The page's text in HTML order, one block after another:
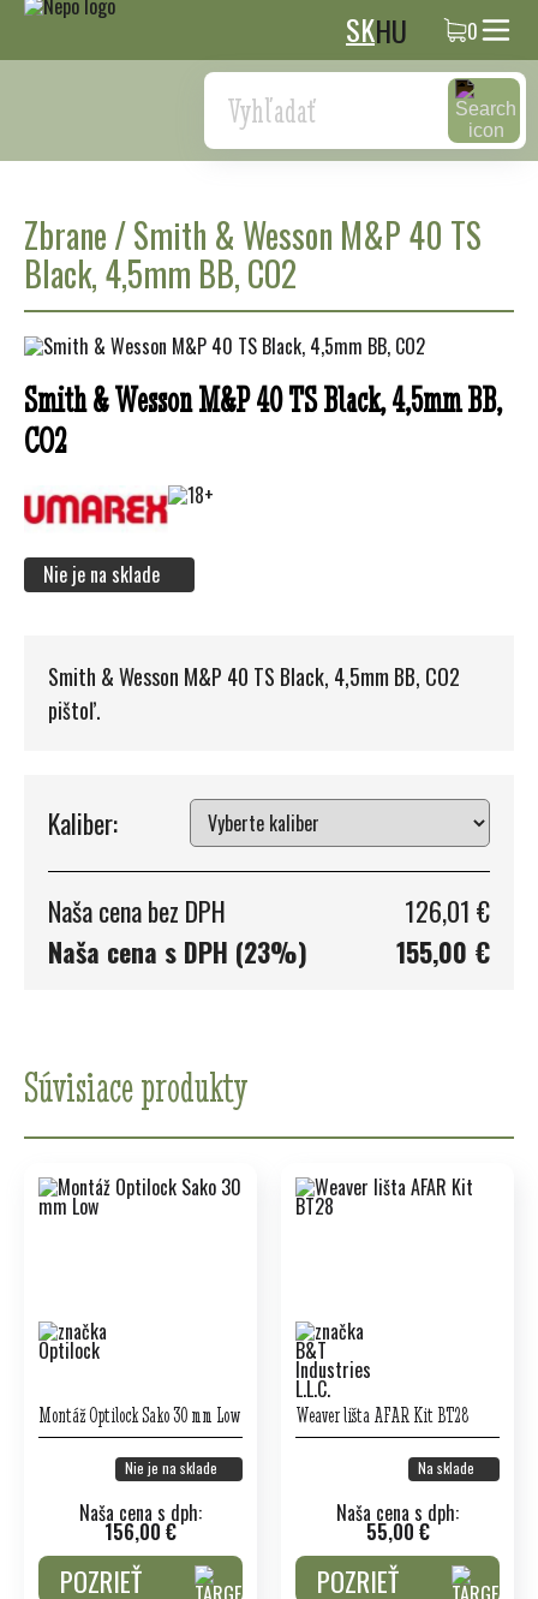
SKHU 0
Search
Zbrane/Smith & Wesson M&P 40 TS
Black, 4,5mm BB, CO2
Smith & Wesson M&P 40 TS Black, 4,5mm BB,
CO2
Nie je na sklade
Smith & Wesson M&P 40 TS Black, 4,5mm BB, CO2
pištoľ.
Kaliber:
Naša cena bez DPH
126,01 €
Naša cena s DPH (23%)
155,00 €
Súvisiace produkty
Montáž Optilock Sako 30 mm Low
Nie je na sklade
Naša cena s dph:
156,00 €
POZRIEŤ
Weaver lišta AFAR Kit BT28
Na sklade
Naša cena s dph:
55,00 €
POZRIEŤ